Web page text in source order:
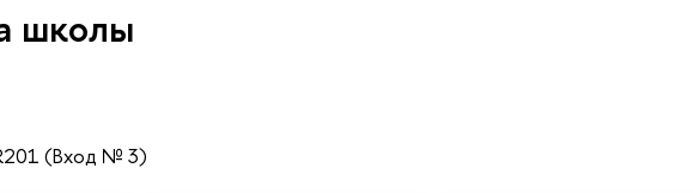
школы
(Вход № 3)